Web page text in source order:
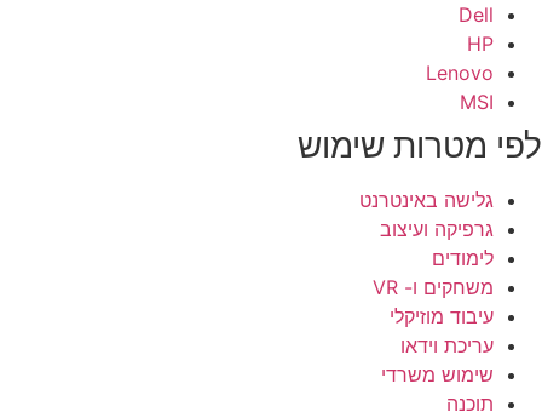
Dell
HP
Lenovo
MSI
מטרות שימוש
גלישה באינטרנט
גרפיקה ועיצוב
לימודים
משחקים ו- VR
עיבוד מוזיקלי
עריכת וידאו
שימוש משרדי
תוכנה